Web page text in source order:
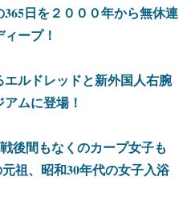
日を２０００年から無休連
ープ！
ルドレッドと新外国人右腕
ムに登場！
後間もなくのカープ女子も
祖、昭和30年代の女子入浴